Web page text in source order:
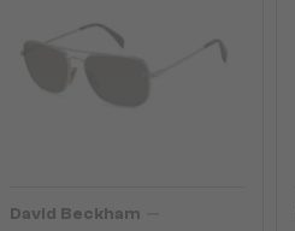
David Beckham